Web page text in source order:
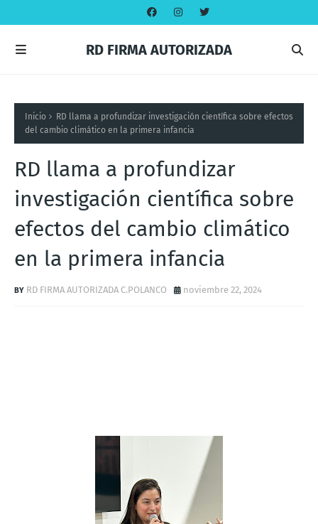
RD FIRMA AUTORIZADA
Inicio
RD llama a profundizar investigación científica sobre efectos
del cambio climático en la primera infancia
RD llama a profundizar
investigación científica sobre
efectos del cambio climático
en la primera infancia
RD FIRMA AUTORIZADA C.POLANCO noviembre 22, 2024